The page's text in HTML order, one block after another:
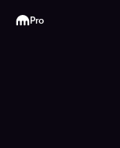
Kraken
Pro